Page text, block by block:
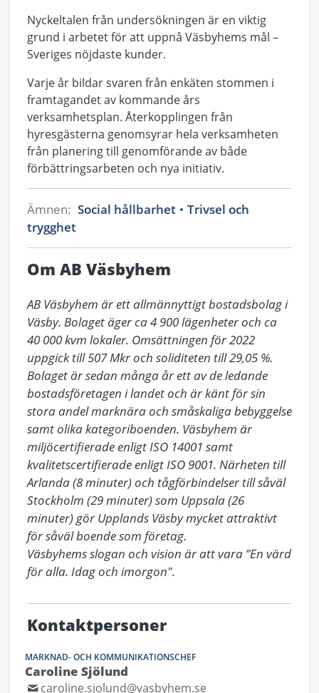
Nyckeltalen från undersökningen är en viktig
grund i arbetet för att uppnå Väsbyhems mål –
Sveriges nöjdaste kunder.
Varje år bildar svaren från enkäten stommen i
framtagandet av kommande års
verksamhetsplan. Återkopplingen från
hyresgästerna genomsyrar hela verksamheten
från planering till genomförande av både
förbättringsarbeten och nya initiativ.
Ämnen: Social hållbarhet
Trivsel och
trygghet
Om AB Väsbyhem
AB Väsbyhem är ett allmännyttigt bostadsbolag i
Väsby. Bolaget äger ca 4 900 lägenheter och ca
40 000 kvm lokaler. Omsättningen för 2022
uppgick till 507 Mkr och soliditeten till 29,05 %.
Bolaget är sedan många år ett av de ledande
bostadsföretagen i landet och är känt för sin
stora andel marknära och småskaliga bebyggelse
samt olika kategoriboenden. Väsbyhem är
miljöcertifierade enligt ISO 14001 samt
kvalitetscertifierade enligt ISO 9001. Närheten till
Arlanda (8 minuter) och tågförbindelser till såväl
Stockholm (29 minuter) som Uppsala (26
minuter) gör Upplands Väsby mycket attraktivt
för såväl boende som företag.
Väsbyhems slogan och vision är att vara ”En värd
för alla. Idag och imorgon".
Kontaktpersoner
MARKNAD- OCH KOMMUNIKATIONSCHEF
Caroline Sjölund
caroline.sjolund@vasbyhem.se